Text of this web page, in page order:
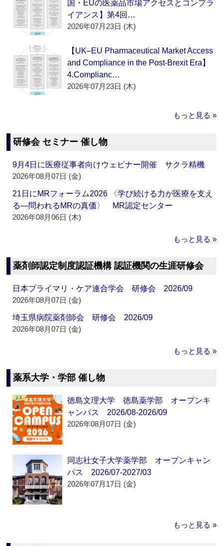
国・EUの医薬品市場アクセスとコンプラ
イアンス】第4回…
2026年07月23日 (木)
【UK–EU Pharmaceutical Market Access
and Compliance in the Post-Brexit Era】
4.Complianc…
2026年07月23日 (木)
もっと見る »
研修会 セミナー 催し物
9月4日に医療従事者向けウェビナー開催 サクラ精機
2026年08月07日 (金)
21日にMRフォーラム2026 〈学び続ける力が医療を支え
る―問われるMRの真価〉 MR認定センター
2026年08月06日 (木)
もっと見る »
薬剤師認定制度認証機構 認証機関の生涯研修会
日本プライマリ・ケア連合学会 研修会 2026/09
2026年08月07日 (金)
埼玉県病院薬剤師会 研修会 2026/09
2026年08月07日 (金)
もっと見る »
薬系大学・学部 催し物
徳島文理大学 徳島薬学部 オープンキ
ャンパス 2026/08-2026/09
2026年08月07日 (金)
同志社女子大学薬学部 オープンキャン
パス 2026/07-2027/03
2026年07月17日 (金)
もっと見る »